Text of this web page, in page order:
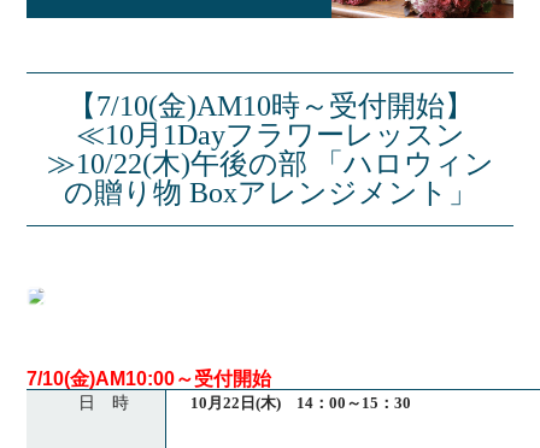
【7/10(金)AM10時～受付開始】
≪10月1Dayフラワーレッスン
≫10/22(木)午後の部 「ハロウィン
の贈り物 Boxアレンジメント」
7/10(金)AM10:00～受付開始
日 時 10月22日(木) 14：00～15：30